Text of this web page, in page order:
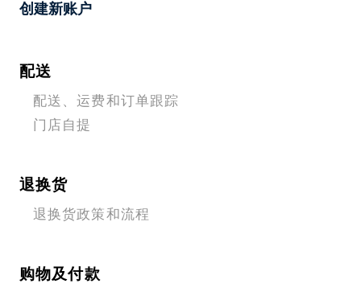
配送
配送、运费和订单跟踪
门店自提
退换货
退换货政策和流程
购物及付款
创建新账户